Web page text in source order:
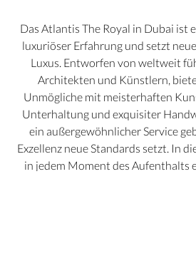
Das Atlantis The Royal in Dubai ist
luxuriöser Erfahrung und setzt
Luxus. Entworfen von weltweit
Architekten und Künstlern,
Unmögliche mit meisterhaften
Unterhaltung und exquisiter
ein außergewöhnlicher Service
Exzellenz neue Standards setzt. In
in jedem Moment des Aufenthalts